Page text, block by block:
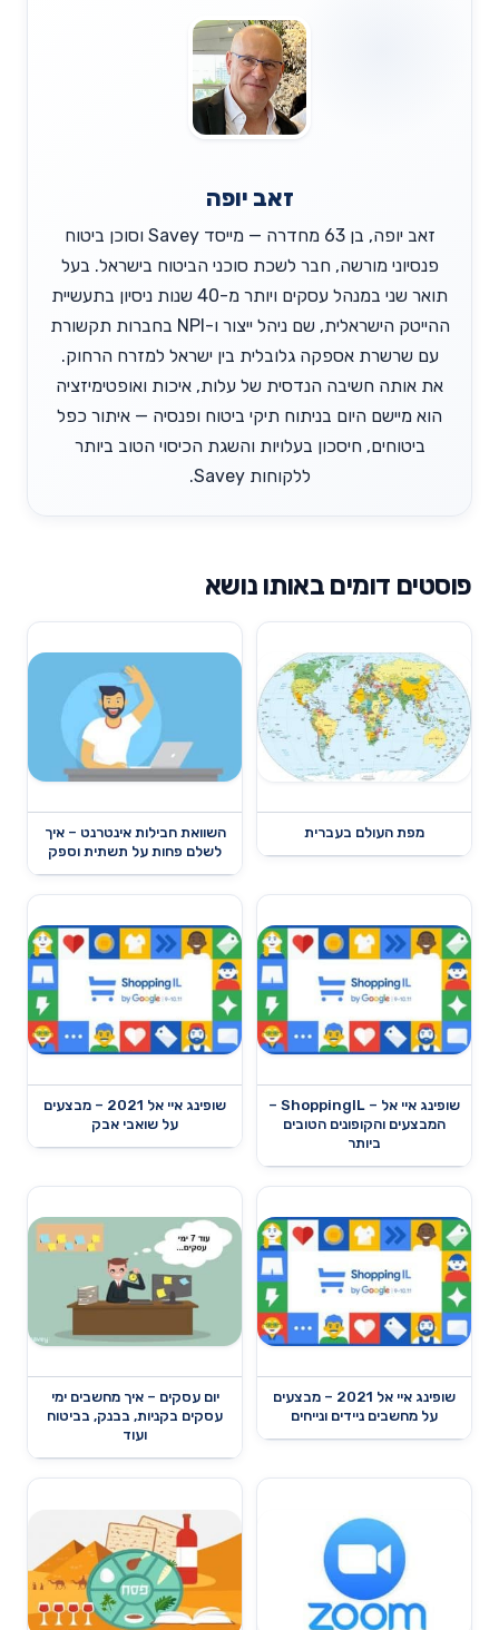
זאב יופה
זאב יופה, בן 63 מחדרה — מייסד Savey וסוכן ביטוח
פנסיוני מורשה, חבר לשכת סוכני הביטוח בישראל. בעל
תואר שני במנהל עסקים ויותר מ-40 שנות ניסיון בתעשיית
ההייטק הישראלית, שם ניהל ייצור ו-NPI בחברות תקשורת
עם שרשרת אספקה גלובלית בין ישראל למזרח הרחוק.
את אותה חשיבה הנדסית של עלות, איכות ואופטימיזציה
הוא מיישם היום בניתוח תיקי ביטוח ופנסיה — איתור כפל
ביטוחים, חיסכון בעלויות והשגת הכיסוי הטוב ביותר
ללקוחות Savey.
פוסטים דומים באותו נושא
מפת העולם בעברית
השוואת חבילות אינטרנט – איך
לשלם פחות על תשתית וספק
שופינג איי אל – ShoppingIL –
המבצעים והקופונים הטובים
ביותר
שופינג איי אל 2021 – מבצעים
על שואבי אבק
שופינג איי אל 2021 – מבצעים
על מחשבים ניידים ונייחים
יום עסקים – איך מחשבים ימי
עסקים בקניות, בבנק, בביטוח
ועוד